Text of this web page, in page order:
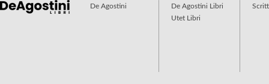
De Agostini
De Agostini Libri
Utet Libri